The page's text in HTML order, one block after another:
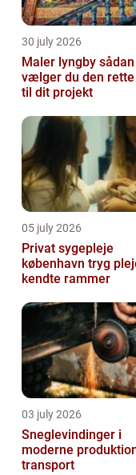
30 july 2026
Maler lyngby sådan
vælger du den
til dit projekt
05 july 2026
Privat sygepleje
københavn tryg pleje i
kendte rammer
03 july 2026
Sneglevindinger i
moderne
transport